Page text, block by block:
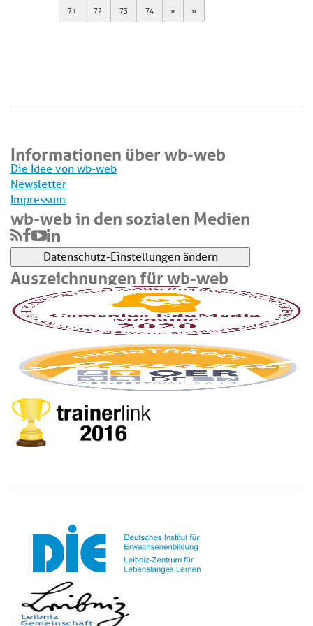
71 72 73 74 Next Last
Informationen über wb-web
Die Idee von wb-web
Newsletter
Impressum
wb-web in den sozialen Medien
Datenschutz-Einstellungen ändern
Auszeichnungen für wb-web